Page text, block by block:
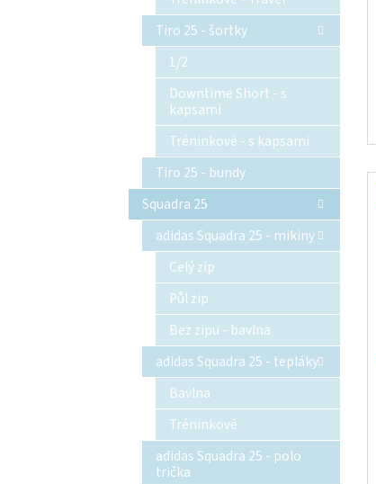
Tiro 25 - šortky
1/2
Downtime Short - s
kapsami
Tréninkové - s kapsami
Tiro 25 - bundy
Squadra 25
adidas Squadra 25 - mikiny
Celý zip
Půl zip
Bez zipu - bavlna
adidas Squadra 25 - tepláky
Bavlna
Tréninkové
adidas Squadra 25 - polo
trička